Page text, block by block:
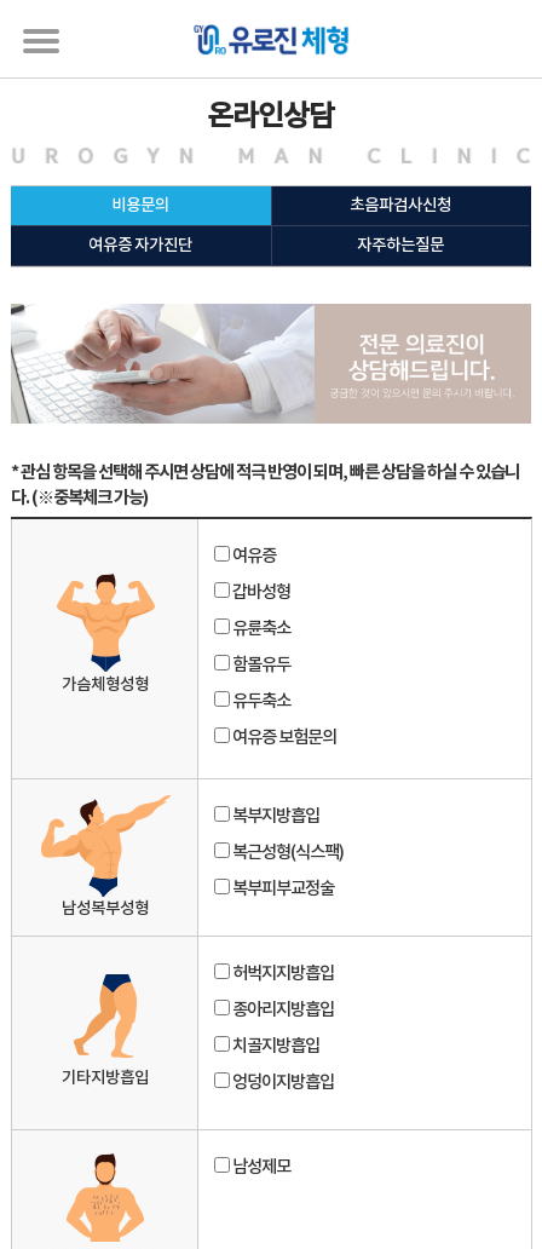
온라인상담
비용문의 초음파검사신청
여유증 자가진단 자주하는질문
* 관심 항목을 선택해 주시면 상담에 적극 반영이 되며, 빠른 상담을 하실 수 있습니
다. (※중복체크 가능)
가슴체형성형
여유증
갑바성형
유륜축소
함몰유두
유두축소
여유증 보험문의
남성복부성형
복부지방흡입
복근성형(식스팩)
복부피부교정술
기타지방흡입
허벅지지방흡입
종아리지방흡입
치골지방흡입
엉덩이지방흡입
남성제모